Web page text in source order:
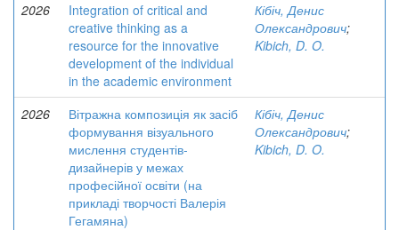
2026
Integration of critical and
creative thinking as a
resource for the innovative
development of the individual
in the academic environment
Кібіч, Денис
Олександрович;
Kibich, D. O.
2026
Вітражна композиція як засіб
формування візуального
мислення студентів-
дизайнерів у межах
професійної освіти (на
прикладі творчості Валерія
Гегамяна)
Кібіч, Денис
Олександрович;
Kibich, D. O.